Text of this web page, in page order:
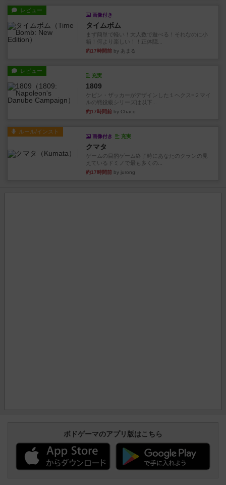
レビュー
画像付き
タイムボム
まず簡単で軽い！大人数で遊べる！それなのに小
箱！何より楽しい！！正体隠...
約17時間前 by あまる
レビュー
充実
1809
ケビン・ザッカーがデザインした１ヘクス=２マイ
ルの戦役級シリーズは以下...
約17時間前 by Chaco
ルール/インスト
画像付き 充実
クマタ
ゲームの目的ゲーム終了時にあなたのクランの見
えているドミノで最も多くの...
約17時間前 by jurong
ボドゲーマのアプリ版はこちら